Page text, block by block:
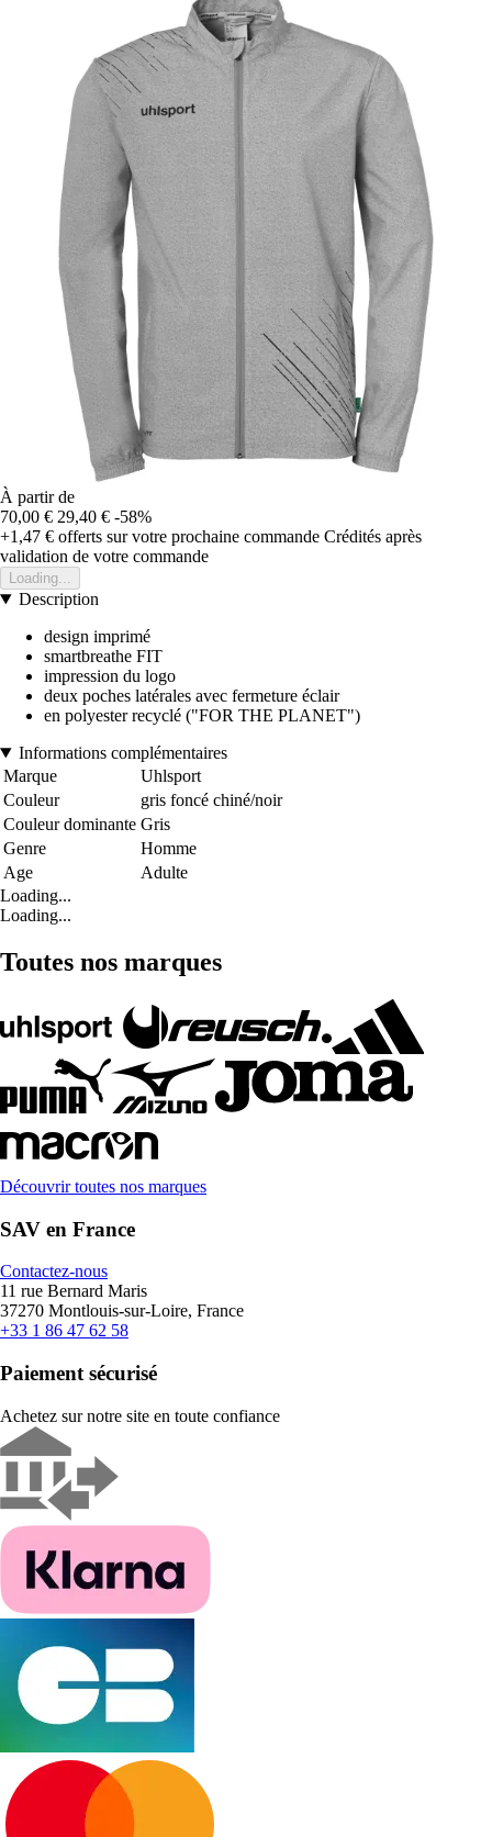
À partir de
70,00 € 29,40 € -58%
+1,47 € offerts sur votre prochaine commande Crédités après
validation de votre commande
Loading...
Description
design imprimé
smartbreathe FIT
impression du logo
deux poches latérales avec fermeture éclair
en polyester recyclé ("FOR THE PLANET")
Informations complémentaires
Marque
Uhlsport
Couleur
gris foncé chiné/noir
Couleur dominante Gris
Genre
Homme
Age
Adulte
Loading...
Loading...
Toutes nos marques
Découvrir toutes nos marques
SAV en France
Contactez-nous
11 rue Bernard Maris
37270 Montlouis-sur-Loire, France
+33 1 86 47 62 58
Paiement sécurisé
Achetez sur notre site en toute confiance